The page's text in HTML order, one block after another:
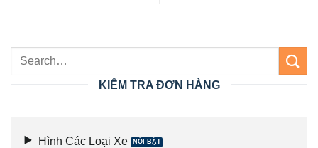
KIỂM TRA ĐƠN HÀNG
Hình Các Loại Xe